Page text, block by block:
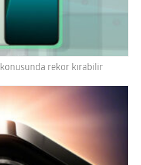
konusunda rekor kırabilir